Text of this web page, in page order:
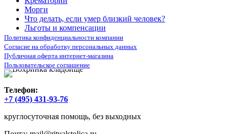
Морги
Что делать, если умер близкий человек?
Льготы и компенсации
Политика конфиденциальности компании
Согласие на обработку персональных данных
Публичная оферта интернет-магазина
Пользовательское соглашение
Телефон:
+7 (495) 431-93-76
круглосуточная помощь, без выходных